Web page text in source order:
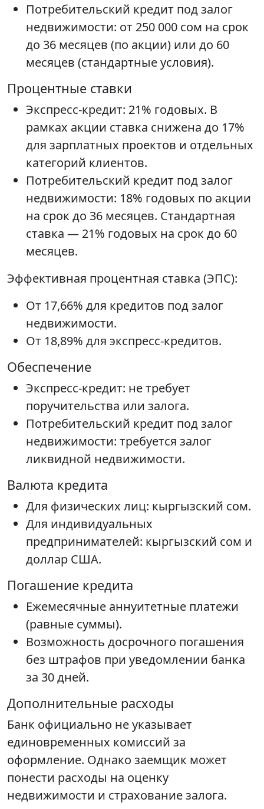
Потребительский кредит под залог
недвижимости: от 250 000 сом на срок
до 36 месяцев (по акции) или до 60
месяцев (стандартные условия).
Процентные ставки
Экспресс-кредит: 21% годовых. В
рамках акции ставка снижена до 17%
для зарплатных проектов и отдельных
категорий клиентов.
Потребительский кредит под залог
недвижимости: 18% годовых по акции
на срок до 36 месяцев. Стандартная
ставка — 21% годовых на срок до 60
месяцев.
Эффективная процентная ставка (ЭПС):
От 17,66% для кредитов под залог
недвижимости.
От 18,89% для экспресс-кредитов.
Обеспечение
Экспресс-кредит: не требует
поручительства или залога.
Потребительский кредит под залог
недвижимости: требуется залог
ликвидной недвижимости.
Валюта кредита
Для физических лиц: кыргызский сом.
Для индивидуальных
предпринимателей: кыргызский сом и
доллар США.
Погашение кредита
Ежемесячные аннуитетные платежи
(равные суммы).
Возможность досрочного погашения
без штрафов при уведомлении банка
за 30 дней.
Дополнительные расходы
Банк официально не указывает
единовременных комиссий за
оформление. Однако заемщик может
понести расходы на оценку
недвижимости и страхование залога.